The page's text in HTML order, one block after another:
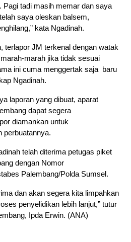
Pagi tadi masih memar dan saya
saya oleskan balsem,
kata Ngadinah.
terlapor JM terkenal dengan watak
marah jika tidak sesuai
ini cuma menggertak saja baru
Ngadinah.
laporan yang dibuat, aparat
dapat segera
diamankan untuk
perbuatannya.
telah diterima petugas piket
dengan Nomor
Palembang/Polda Sumsel.
dan akan segera kita limpahkan
penyelidikan lebih lanjut,” tutur
Ipda Erwin. (ANA)